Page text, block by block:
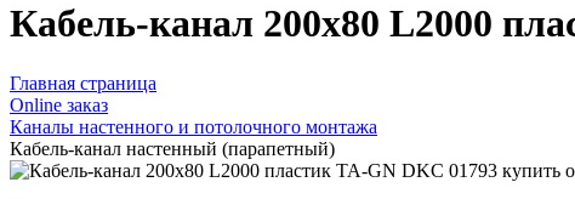
Кабель-канал 200х80 L2000
Главная страница
Оnline заказ
Каналы настенного и потолочного монтажа
Кабель-канал настенный (парапетный)